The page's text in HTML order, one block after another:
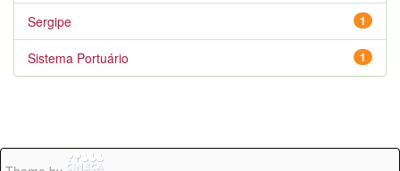
1
Sergipe
1
Sistema Portuário